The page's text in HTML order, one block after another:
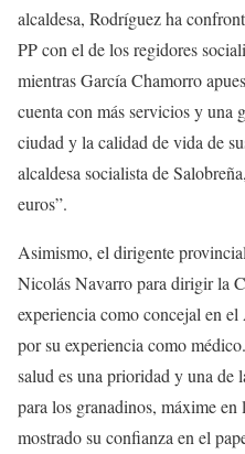
alcaldesa, Rodríguez ha
PP con el de los regidores
mientras García Chamorro
cuenta con más servicios y una
ciudad y la calidad de vida de
alcaldesa socialista de
euros”.
Asimismo, el dirigente
Nicolás Navarro para dirigir la
experiencia como concejal en
por su experiencia como
salud es una prioridad y una de
para los granadinos, máxime
mostrado su confianza en el